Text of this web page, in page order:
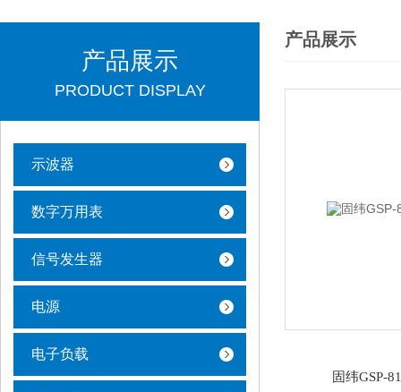
产品展示
PRODUCT DISPLAY
示波器
数字万用表
信号发生器
电源
电子负载
产品展示
固纬GSP-